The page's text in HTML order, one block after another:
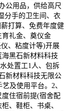
公用品，供给高尺
分手的卫生间、衣
打算、免费年度健
礼金、奠仪金
、粘度计等)开展
黑石新材料科技
处置工1人、包拆
新材料科技无限公
及使用平台。2、
住宿前提(宿舍配
、鞋柜、书桌、